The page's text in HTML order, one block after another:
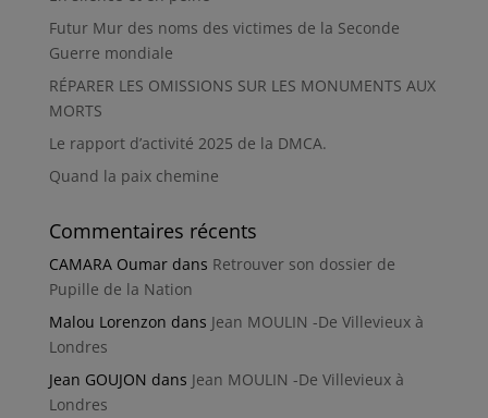
Futur Mur des noms des victimes de la Seconde
Guerre mondiale
RÉPARER LES OMISSIONS SUR LES MONUMENTS AUX
MORTS
Le rapport d’activité 2025 de la DMCA.
Quand la paix chemine
Commentaires récents
CAMARA Oumardans Retrouver son dossier de
Pupille de la Nation
Malou Lorenzon dans Jean MOULIN -De Villevieux à
Londres
Jean GOUJON dans Jean MOULIN -De Villevieux à
Londres